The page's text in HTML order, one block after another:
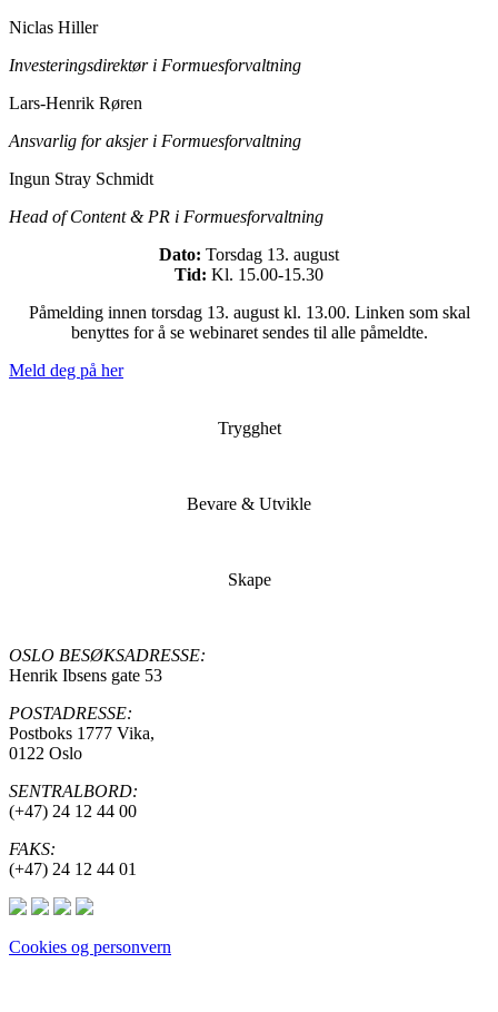
Niclas Hiller
Investeringsdirektør i Formuesforvaltning
Lars-Henrik Røren
Ansvarlig for aksjer i Formuesforvaltning
Ingun Stray Schmidt
Head of Content & PR i Formuesforvaltning
Dato: Torsdag 13. august
Tid: Kl. 15.00-15.30
Påmelding innen torsdag 13. august kl. 13.00. Linken som skal
benyttes for å se webinaret sendes til alle påmeldte.
Meld deg på her
Trygghet
Bevare & Utvikle
Skape
OSLO BESØKSADRESSE:
Henrik Ibsens gate 53
POSTADRESSE:
Postboks 1777 Vika,
0122 Oslo
SENTRALBORD:
(+47) 24 12 44 00
FAKS:
(+47) 24 12 44 01
Cookies og personvern